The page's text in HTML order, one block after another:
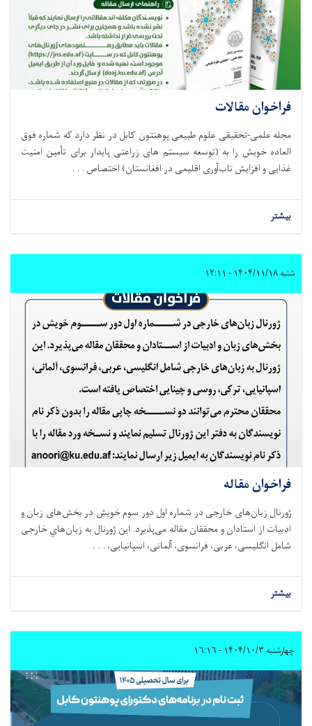
فراخوان مقالات
مجله علمی-تحقیقی علوم طبیعی پوهنتون کابل در نظر دارد که شماره فوق
العاده خویش را به (توسعه سيستم های زراعتی پایدار برای تأمین امنیت
غذایی و افزایش تاب‌آوری اقلیمی در افغانستان) اختصاص . . .
بیشتر
شنبه ۱۴۰۴/۱۱/۱۸ - ۱۲:۱۱
فراخوان مقاله
ژورنال زبان‌های خارجی در شماره اول دور سوم خویش در بخش‌های زبان و
ادبیات از استادان و محققان مقاله می‌پذیرد. این ژورنال به زبان‌هاي خارجی
شامل انگلیسی، عربی، فرانسوی، آلمانی، اسپانیایی، . . .
بیشتر
چهارشنبه ۱۴۰۴/۱۰/۳ - ۱۶:۱۶